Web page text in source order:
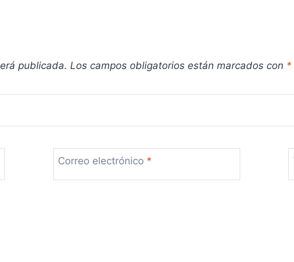
publicada. Los campos obligatorios están marcados con *
Correo electrónico *